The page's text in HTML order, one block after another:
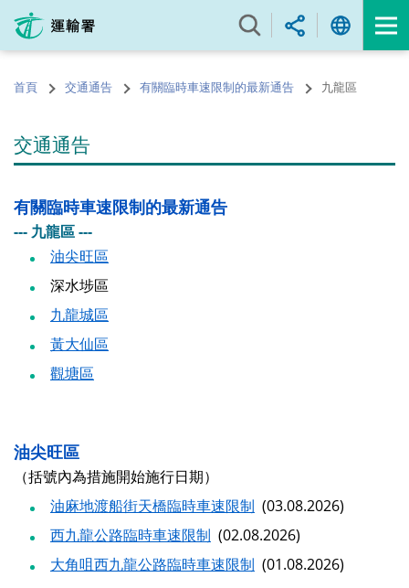
內
的首頁 交通通告 有關臨時車速限制的最新通告 九龍區
交通通告
有關臨時車速限制的最新通告
--- 九龍區 ---
油尖旺區
深水埗區
九龍城區
黃大仙區
觀塘區
油尖旺區
（括號內為措施開始施行日期）
油麻地渡船街天橋臨時車速限制 (03.08.2026)
西九龍公路臨時車速限制 (02.08.2026)
大角咀西九龍公路臨時車速限制 (01.08.2026)